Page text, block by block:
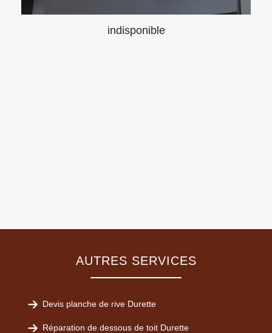
indisponible
AUTRES SERVICES
Devis planche de rive Durette
Réparation de dessous de toit Durette